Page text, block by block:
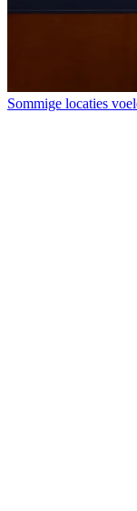
Sommige locaties